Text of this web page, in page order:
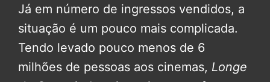
Já em número de ingressos vendidos, a
situação é um pouco mais complicada.
Tendo levado pouco menos de 6
milhões de pessoas aos cinemas, Longe